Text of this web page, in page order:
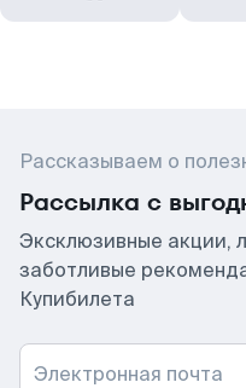
Рассказываем о
Рассылка с
Эксклюзивные акции,
заботливые
Купибилета
Электронная почта